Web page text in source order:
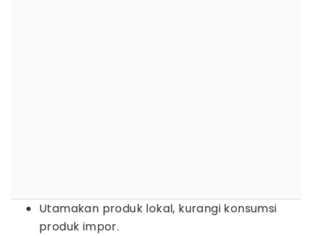
Utamakan produk lokal, kurangi konsumsi
produk impor.